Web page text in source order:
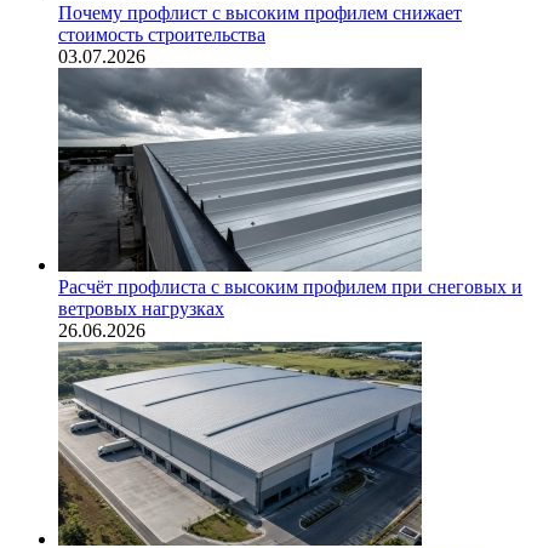
Почему профлист с высоким профилем снижает
стоимость строительства
03.07.2026
Расчёт профлиста с высоким профилем при снеговых и
ветровых нагрузках
26.06.2026